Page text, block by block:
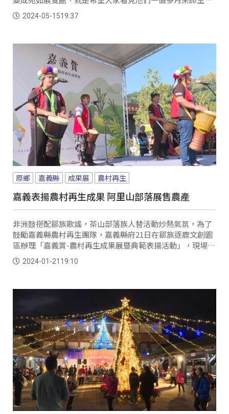
共同努力的教學成果。
2024-05-1519:37
原鄉 嘉義縣 成果展 農村再生
嘉義表揚農村再生成果 阿里山部落展售農產
非洲鼓搭配鄒族歌謠，茶山部落族人替活動炒熱氣氛，為了
鼓勵嘉義縣農村再生團隊，嘉義縣府21日在鄒族逐鹿文創園
區辦理「嘉義賞-農村再生成果展暨典範表揚活動」，現場展
售農產品、食農及手作體驗。 茶山部落導覽員 陳曉玲：「我
們主要下來推的話就是我們的遊程，還有我們的農特產品，
2024-01-21 19:10